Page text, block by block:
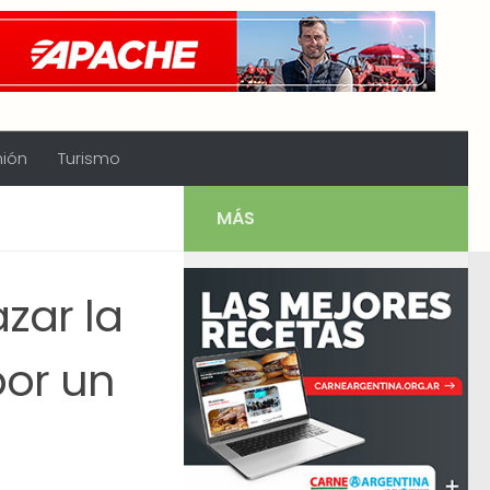
Turismo
la
un
MÁS